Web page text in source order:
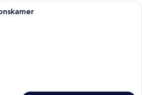
Een moderne slaapkamer met een